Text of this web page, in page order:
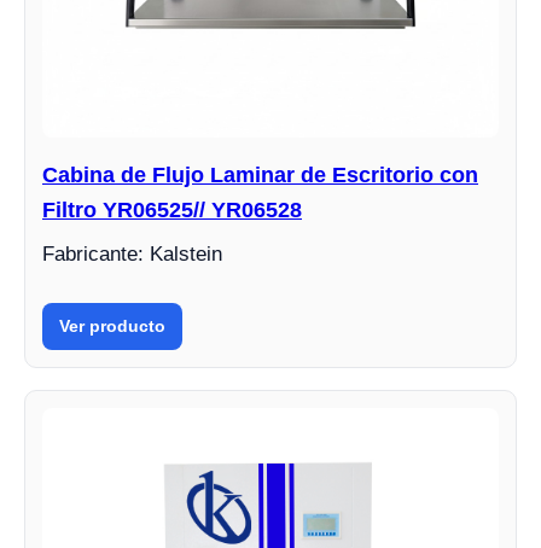
Cabina de Flujo Laminar de Escritorio con
Filtro YR06525// YR06528
Fabricante: Kalstein
Ver producto